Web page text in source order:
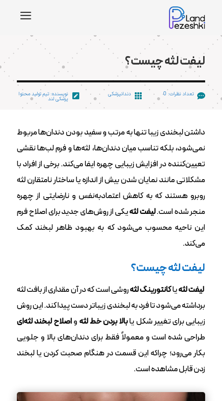
a
لیفت لثه چیست؟
 تعداد نظرات: 0  دندانپزشکی  نویسنده: تیم تولید محتوا
پزشکی لند
داشتن لبخندی زیبا تنها به مرتب و سفید بودن دندان‌ها مربوط
نمی‌شود،‌ بلکه تناسب میان دندان‌ها، لثه‌ها و فرم لب‌ها نقشی
تعیین‌کننده در افزایش زیبایی چهره ایفا می‌کند. برخی از افراد با
مشکلاتی مانند نمایان شدن بیش از اندازه یا ساختار نامتقارن لثه
روبرو هستند که به کاهش اعتمادبه‌نفس و نارضایتی از چهره
منجر شده است.لیفت لثهیکی از روش‌های جدید برای اصلاح فرم
این ناحیه محسوب می‌شود که به بهبود ظاهر لبخند کمک
می‌کند.
لیفت لثه چیست؟
لیفت لثهیاکانتورینگ لثهروشی است که در آن مقداری از بافت لثه
برداشته می‌شود تا فرد به لبخندی زیباتر دست پیدا کند. این روش
زیبایی برای تغییر شکل یابالا بردن خط لثهواصلاح لبخند لثه‌ای
طراحی شده است و معمولاً فقط برای دندان‌های بالا و جلویی
بکار می‌رود؛ چراکه این قسمت در هنگام صحبت کردن یا لبخند
زدن قابل مشاهده است.